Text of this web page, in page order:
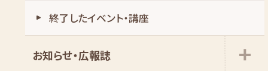
お知らせ・広報誌